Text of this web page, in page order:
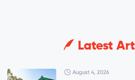
Latest
August 4, 2026